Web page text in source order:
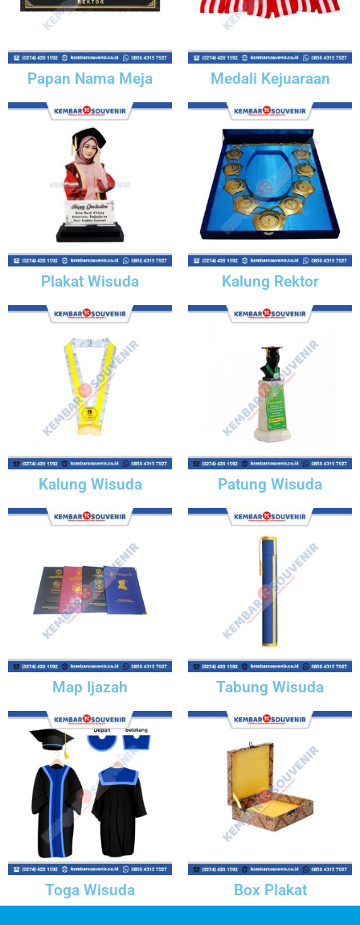
Papan Nama Meja Medali Kejuaraan
Plakat Wisuda Kalung Rektor
Kalung Wisuda Patung Wisuda
Map Ijazah Tabung Wisuda
Toga Wisuda Box Plakat